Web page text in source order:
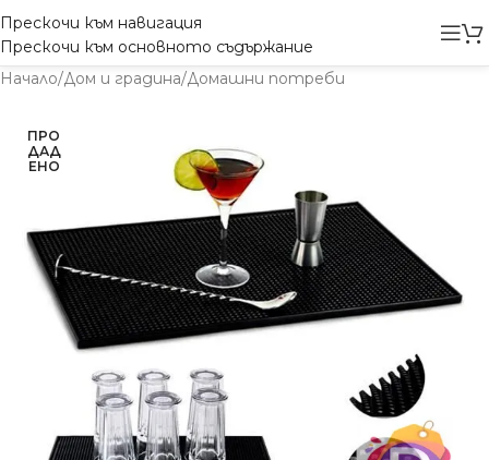
Прескочи към навигация
Прескочи към основното съдържание
Начало/Дом и градина/Домашни потреби
ПРО
ДАД
ЕНО